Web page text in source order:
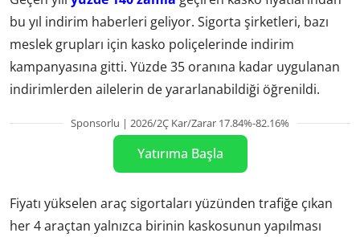
bu yıl indirim haberleri geliyor. Sigorta şirketleri, bazı
meslek grupları için kasko poliçelerinde indirim
kampanyasına gitti. Yüzde 35 oranına kadar uygulanan
indirimlerden ailelerin de yararlanabildiği öğrenildi.
Sponsorlu | 2026/2Ç Kar/Zarar 17.84%-82.16%
Yatırıma Başla
Fiyatı yükselen araç sigortaları yüzünden trafiğe çıkan
her 4 araçtan yalnızca birinin kaskosunun yapılması